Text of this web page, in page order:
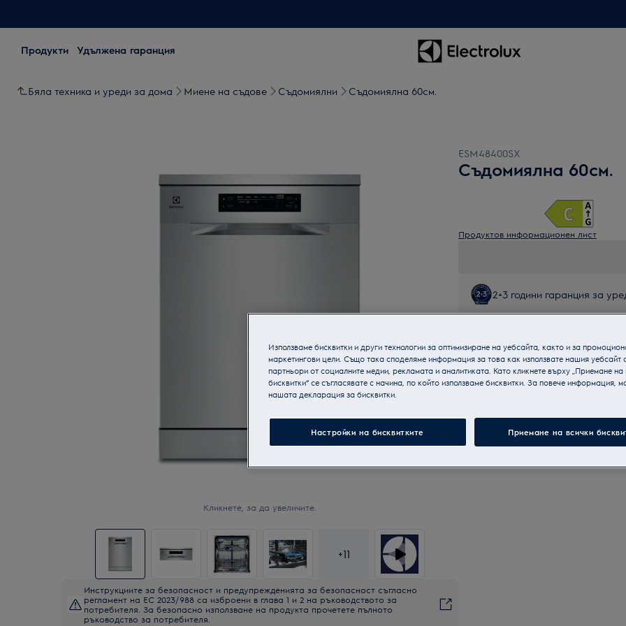
Продукти Удължена гаранция
Бяла техника и уреди за дома Миене на съдове Съдомиялни Съдомиялна 60см.
Кликнете, за да увеличите.
+11
Инструкциите за безопасност и предупрежденията за безопасност съгласно
регламент на ЕС 2023/988 са изброени в глава 1 и 2 на ръководството за
потребителя. За безопасно използване на продукта прочетете пълното
ръководство за потребителя.
ESM48400SX
Съдомиялна 60см.
Продуктов информационен лист
2+3 години гаранция за
Използваме бисквитки и други технологии за оптимизиране на уебсайта, както и за
маркетингови цели. Също така споделяме информация за това как използвате нашия уебсайт
партньори от социалните медии, рекламата и аналитиката. Като кликнете върху „Приемане на
бисквитки“ се съгласявате с начина, по който използваме бисквитки. За повече информация,
нашата декларация за бисквитки.
Настройки на бисквитките Приемане на всички